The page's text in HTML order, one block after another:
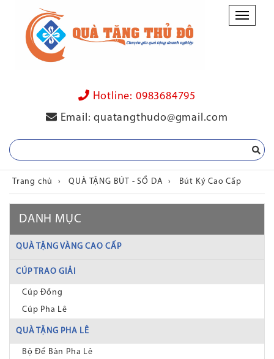
Danh
mục
Hotline: 0983684795
Email:quatangthudo@gmail.com
Trang chủ › QUÀ TẶNG BÚT - SỔ DA › Bút Ký Cao Cấp
DANH MỤC
QUÀ TẶNG VÀNG CAO CẤP
CÚP TRAO GIẢI
Cúp Đồng
Cúp Pha Lê
QUÀ TẶNG PHA LÊ
Bộ Để Bàn Pha Lê